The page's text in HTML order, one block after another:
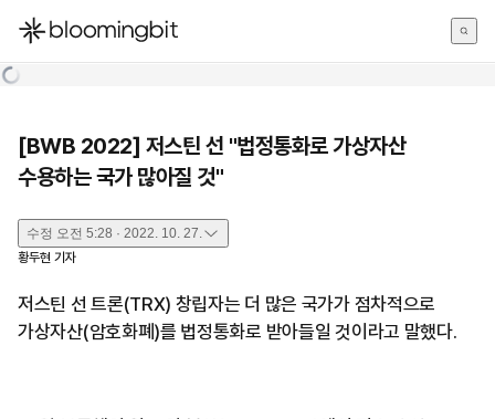
한국어
[BWB 2022] 저스틴 선 "법정통화로 가상자산
수용하는 국가 많아질 것"
수정 오전 5:28 · 2022. 10. 27.
황두현 기자
저스틴 선 트론(TRX) 창립자는 더 많은 국가가 점차적으로
가상자산(암호화폐)를 법정통화로 받아들일 것이라고 말했다.